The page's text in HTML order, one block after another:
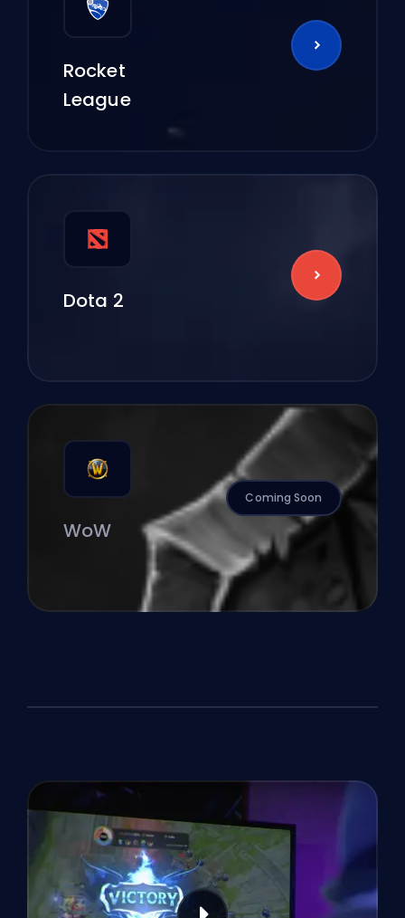
Rocket
League
Dota 2
WoW
Coming Soon